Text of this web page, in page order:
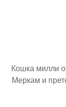
Кошка милли
Меркам и